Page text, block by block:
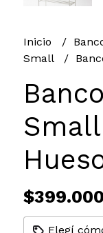
Inicio
Small
Elegí